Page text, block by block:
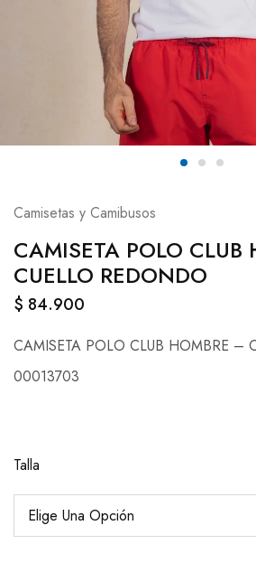
Camisetas y Camibusos
CAMISETA POLO CLUB
CUELLO REDONDO
$ 84.900
CAMISETA POLO CLUB HOMBRE –
00013703
Talla